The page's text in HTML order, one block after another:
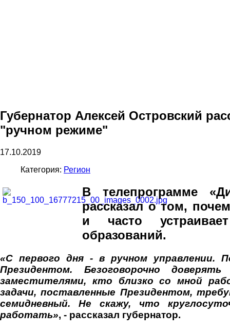
Губернатор Алексей Островский
"ручном режиме"
17.10.2019
Категория: Регион
В телепрограмме
рассказал о том,
и часто
образований.
«С первого дня - в ручном
Президентом. Безоговорочно
заместителями, кто близко со мной
задачи, поставленные Президентом,
семидневный. Не скажу, что
работать», - рассказал губернатор.